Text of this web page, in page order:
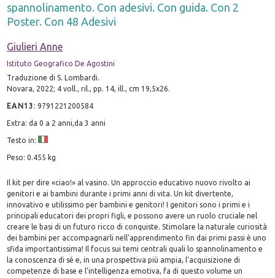
spannolinamento. Con adesivi. Con guida. Con 2
Poster. Con 48 Adesivi
Giulieri Anne
Istituto Geografico De Agostini
Traduzione di S. Lombardi.
Novara, 2022; 4 voll., ril., pp. 14, ill., cm 19,5x26.
EAN13 :9791221200584
Extra: da 0 a 2 anni,da 3 anni
Testo in:
Peso: 0.455 kg
Il kit per dire «ciao!» al vasino. Un approccio educativo nuovo rivolto ai
genitori e ai bambini durante i primi anni di vita. Un kit divertente,
innovativo e utilissimo per bambini e genitori! I genitori sono i primi e i
principali educatori dei propri figli, e possono avere un ruolo cruciale nel
creare le basi di un futuro ricco di conquiste. Stimolare la naturale curiosità
dei bambini per accompagnarli nell'apprendimento fin dai primi passi è uno
sfida importantissima! Il focus sui temi centrali quali lo spannolinamento e
la conoscenza di sé e, in una prospettiva più ampia, l'acquisizione di
competenze di base e l'intelligenza emotiva, fa di questo volume un